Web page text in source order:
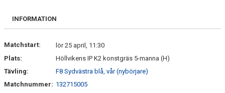
BILDGALLERI
KONTAKT
INFORMATION
Matchstart:
lör 25 april, 11:30
Plats:
Höllvikens IP K2 konstgräs 5-manna (H)
Tävling:
F8 Sydvästra blå, vår (nybörjare)
Matchnummer: 132715005